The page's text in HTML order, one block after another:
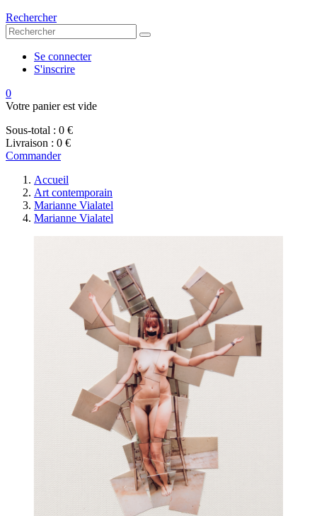
Rechercher
Se connecter
S'inscrire
0
Votre panier est vide
Sous-total : 0 €
Livraison : 0 €
Commander
Accueil
Art contemporain
Marianne Vialatel
Marianne Vialatel